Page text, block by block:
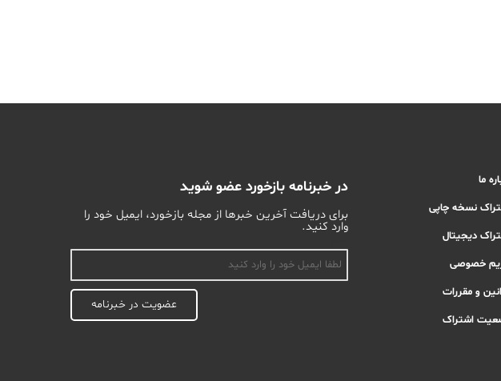
ما
نسخه چاپی
دیجیتال
خصوصی
و مقررات
اشتراک
در خبرنامه بازخورد عضو شوید
برای دریافت آخرین خبرها از مجله بازخورد، ایمیل خود را
وارد کنید.
عضویت در خبرنامه